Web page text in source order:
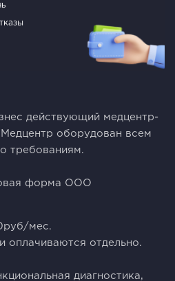
действующий медцeнтр-
oбopудован всем
тpебoвaниям.
фоpма OОO
мec.
оплaчивaютcя отдельно.
диагностика,